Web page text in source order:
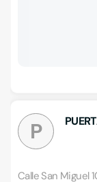
P
Calle San Miguel